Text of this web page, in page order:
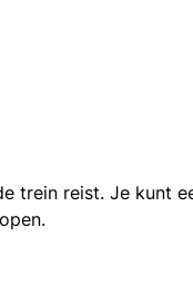
trein reist. Je kunt